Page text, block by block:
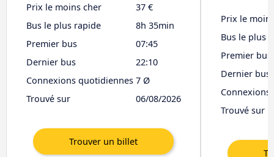
Prix le moins cher
37 €
Bus le plus rapide
8h 35min
Premier bus
07:45
Dernier bus
22:10
Connexions quotidiennes 7 Ø
Trouvé sur
06/08/2026
Prix le
Bus le plus
Premier bus
Dernier bus
Trouvé sur